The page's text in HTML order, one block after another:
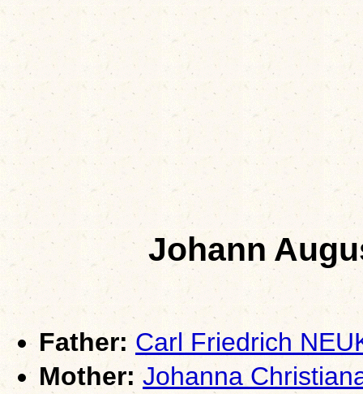
Johann
Father: Carl Friedrich
Mother: Johanna